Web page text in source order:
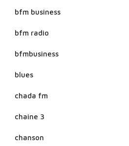
bfm business
bfm radio
bfmbusiness
blues
chada fm
chaine 3
chanson